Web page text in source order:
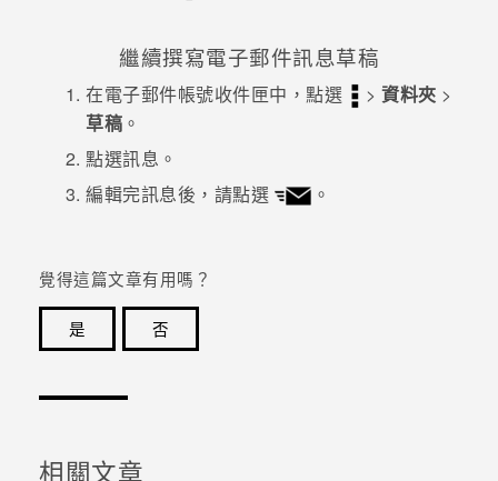
繼續撰寫電子郵件訊息草稿
在電子郵件帳號收件匣中，點選 > 資料夾 >
草稿 。
點選訊息。
編輯完訊息後，請點選
。
覺得這篇文章有用嗎？
是
否
相關文章